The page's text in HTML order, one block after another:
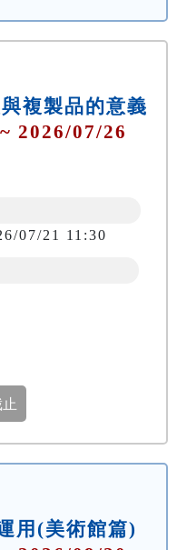
複製品的意義
2026/07/26
07/21 11:30
用(美術館篇)